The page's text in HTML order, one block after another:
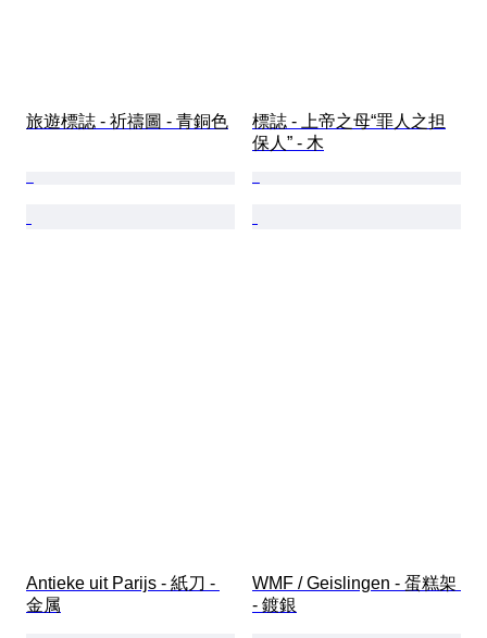
旅遊標誌 - 祈禱圖 - 青銅色
標誌 - 上帝之母“罪人之担
保人” - 木
Antieke uit Parijs - 紙刀 -
金属
WMF / Geislingen - 蛋糕架
- 鍍銀